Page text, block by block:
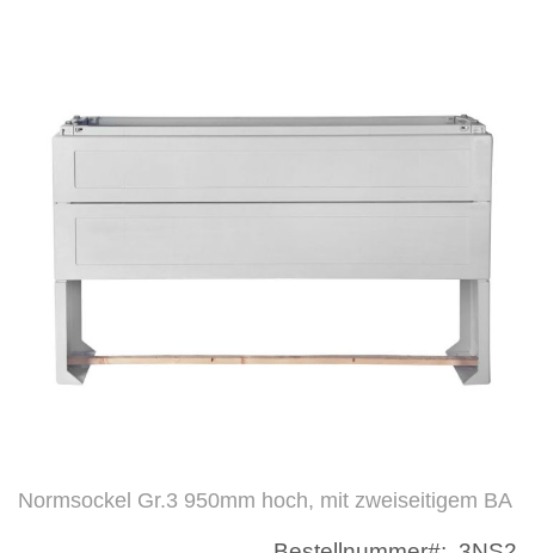
Normsockel Gr.3 950mm hoch, mit zweiseitigem BA
springen
Zum